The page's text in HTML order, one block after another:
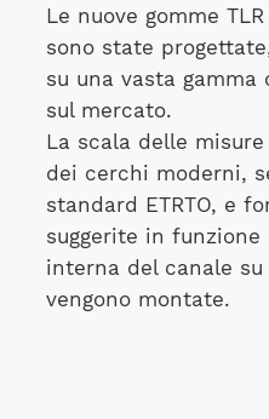
Le nuove gomme
sono state
su una vasta
sul mercato.
La scala delle
dei cerchi moderni,
standard ETRTO, e
suggerite in
interna del canale su
vengono montate.